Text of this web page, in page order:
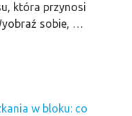
która przynosi
sobie, …
w bloku: co